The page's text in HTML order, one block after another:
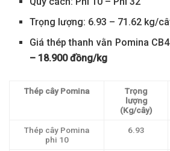
Trọng lượng: 6.93 – 71.62 kg/
Giá thép thanh vằn Pomina
– 18.900 đồng/kg
Thép cây Pomina
Trọng
lượng
(Kg/cây)
Thép cây Pomina
phi 10
6.93